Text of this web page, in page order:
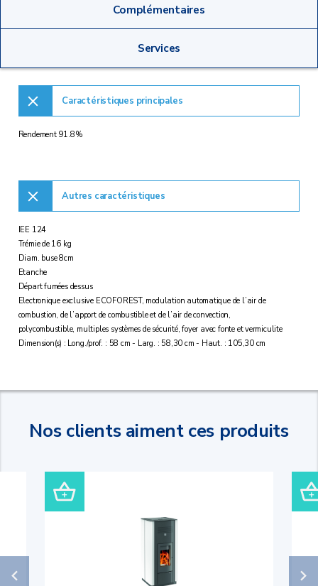
Complémentaires
Services
Caractéristiques principales
Rendement 91.8%
Autres caractéristiques
IEE 124
Trémie de 16 kg
Diam. buse 8cm
Etanche
Départ fumées dessus
Electronique exclusive ECOFOREST, modulation automatique de l’air de
combustion, de l’apport de combustible et de l’air de convection,
polycombustible, multiples systèmes de sécurité, foyer avec fonte et vermiculite
Dimension(s) : Long./prof. : 58 cm - Larg. : 58,30 cm - Haut. : 105,30 cm
Nos clients aiment ces produits